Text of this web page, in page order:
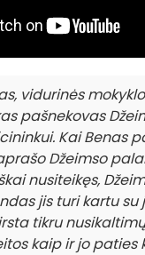
vidurinės
pašnekovas
Kai Benas
Džeimso
nusiteikęs,
jis turi kartu
tikru
kaip ir jo paties